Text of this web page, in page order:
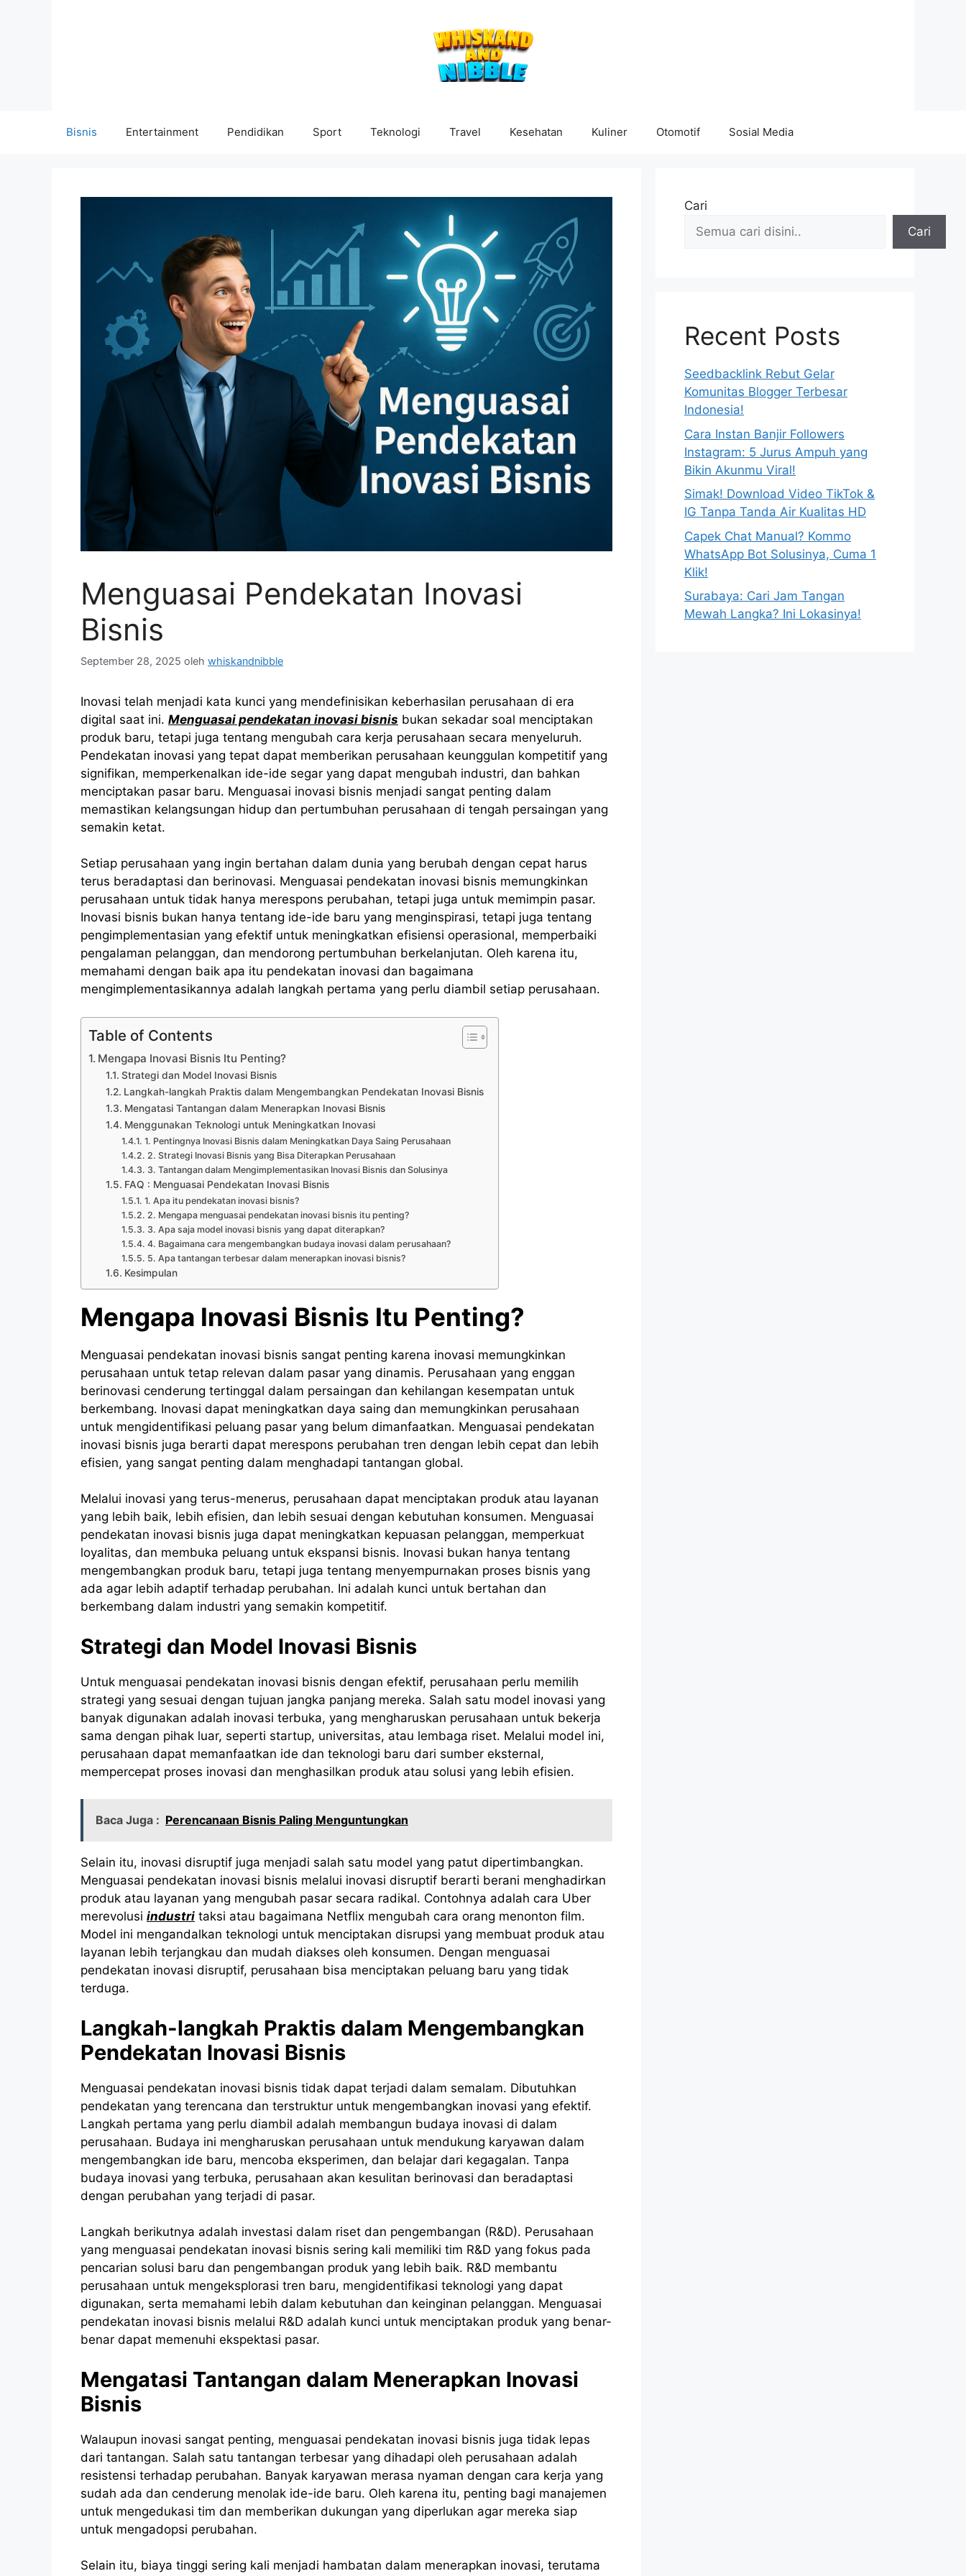
Bisnis Entertainment Pendidikan Sport Teknologi Travel Kesehatan Kuliner Otomotif Sosial Media
Menguasai Pendekatan Inovasi
Bisnis
September 28, 2025 oleh whiskandnibble
Inovasi telah menjadi kata kunci yang mendefinisikan keberhasilan perusahaan di era
digital saat ini. Menguasai pendekatan inovasi bisnis bukan sekadar soal menciptakan
produk baru, tetapi juga tentang mengubah cara kerja perusahaan secara menyeluruh.
Pendekatan inovasi yang tepat dapat memberikan perusahaan keunggulan kompetitif yang
signifikan, memperkenalkan ide-ide segar yang dapat mengubah industri, dan bahkan
menciptakan pasar baru. Menguasai inovasi bisnis menjadi sangat penting dalam
memastikan kelangsungan hidup dan pertumbuhan perusahaan di tengah persaingan yang
semakin ketat.
Setiap perusahaan yang ingin bertahan dalam dunia yang berubah dengan cepat harus
terus beradaptasi dan berinovasi. Menguasai pendekatan inovasi bisnis memungkinkan
perusahaan untuk tidak hanya merespons perubahan, tetapi juga untuk memimpin pasar.
Inovasi bisnis bukan hanya tentang ide-ide baru yang menginspirasi, tetapi juga tentang
pengimplementasian yang efektif untuk meningkatkan efisiensi operasional, memperbaiki
pengalaman pelanggan, dan mendorong pertumbuhan berkelanjutan. Oleh karena itu,
memahami dengan baik apa itu pendekatan inovasi dan bagaimana
mengimplementasikannya adalah langkah pertama yang perlu diambil setiap perusahaan.
Table of Contents
Mengapa Inovasi Bisnis Itu Penting?
Strategi dan Model Inovasi Bisnis
Langkah-langkah Praktis dalam Mengembangkan Pendekatan Inovasi Bisnis
Mengatasi Tantangan dalam Menerapkan Inovasi Bisnis
Menggunakan Teknologi untuk Meningkatkan Inovasi
1. Pentingnya Inovasi Bisnis dalam Meningkatkan Daya Saing Perusahaan
2. Strategi Inovasi Bisnis yang Bisa Diterapkan Perusahaan
3. Tantangan dalam Mengimplementasikan Inovasi Bisnis dan Solusinya
FAQ : Menguasai Pendekatan Inovasi Bisnis
1. Apa itu pendekatan inovasi bisnis?
2. Mengapa menguasai pendekatan inovasi bisnis itu penting?
3. Apa saja model inovasi bisnis yang dapat diterapkan?
4. Bagaimana cara mengembangkan budaya inovasi dalam perusahaan?
5. Apa tantangan terbesar dalam menerapkan inovasi bisnis?
Kesimpulan
Mengapa Inovasi Bisnis Itu Penting?
Menguasai pendekatan inovasi bisnis sangat penting karena inovasi memungkinkan
perusahaan untuk tetap relevan dalam pasar yang dinamis. Perusahaan yang enggan
berinovasi cenderung tertinggal dalam persaingan dan kehilangan kesempatan untuk
berkembang. Inovasi dapat meningkatkan daya saing dan memungkinkan perusahaan
untuk mengidentifikasi peluang pasar yang belum dimanfaatkan. Menguasai pendekatan
inovasi bisnis juga berarti dapat merespons perubahan tren dengan lebih cepat dan lebih
efisien, yang sangat penting dalam menghadapi tantangan global.
Melalui inovasi yang terus-menerus, perusahaan dapat menciptakan produk atau layanan
yang lebih baik, lebih efisien, dan lebih sesuai dengan kebutuhan konsumen. Menguasai
pendekatan inovasi bisnis juga dapat meningkatkan kepuasan pelanggan, memperkuat
loyalitas, dan membuka peluang untuk ekspansi bisnis. Inovasi bukan hanya tentang
mengembangkan produk baru, tetapi juga tentang menyempurnakan proses bisnis yang
ada agar lebih adaptif terhadap perubahan. Ini adalah kunci untuk bertahan dan
berkembang dalam industri yang semakin kompetitif.
Strategi dan Model Inovasi Bisnis
Untuk menguasai pendekatan inovasi bisnis dengan efektif, perusahaan perlu memilih
strategi yang sesuai dengan tujuan jangka panjang mereka. Salah satu model inovasi yang
banyak digunakan adalah inovasi terbuka, yang mengharuskan perusahaan untuk bekerja
sama dengan pihak luar, seperti startup, universitas, atau lembaga riset. Melalui model ini,
perusahaan dapat memanfaatkan ide dan teknologi baru dari sumber eksternal,
mempercepat proses inovasi dan menghasilkan produk atau solusi yang lebih efisien.
Baca Juga : Perencanaan Bisnis Paling Menguntungkan
Selain itu, inovasi disruptif juga menjadi salah satu model yang patut dipertimbangkan.
Menguasai pendekatan inovasi bisnis melalui inovasi disruptif berarti berani menghadirkan
produk atau layanan yang mengubah pasar secara radikal. Contohnya adalah cara Uber
merevolusi industri taksi atau bagaimana Netflix mengubah cara orang menonton film.
Model ini mengandalkan teknologi untuk menciptakan disrupsi yang membuat produk atau
layanan lebih terjangkau dan mudah diakses oleh konsumen. Dengan menguasai
pendekatan inovasi disruptif, perusahaan bisa menciptakan peluang baru yang tidak
terduga.
Langkah-langkah Praktis dalam Mengembangkan
Pendekatan Inovasi Bisnis
Menguasai pendekatan inovasi bisnis tidak dapat terjadi dalam semalam. Dibutuhkan
pendekatan yang terencana dan terstruktur untuk mengembangkan inovasi yang efektif.
Langkah pertama yang perlu diambil adalah membangun budaya inovasi di dalam
perusahaan. Budaya ini mengharuskan perusahaan untuk mendukung karyawan dalam
mengembangkan ide baru, mencoba eksperimen, dan belajar dari kegagalan. Tanpa
budaya inovasi yang terbuka, perusahaan akan kesulitan berinovasi dan beradaptasi
dengan perubahan yang terjadi di pasar.
Langkah berikutnya adalah investasi dalam riset dan pengembangan (R&D). Perusahaan
yang menguasai pendekatan inovasi bisnis sering kali memiliki tim R&D yang fokus pada
pencarian solusi baru dan pengembangan produk yang lebih baik. R&D membantu
perusahaan untuk mengeksplorasi tren baru, mengidentifikasi teknologi yang dapat
digunakan, serta memahami lebih dalam kebutuhan dan keinginan pelanggan. Menguasai
pendekatan inovasi bisnis melalui R&D adalah kunci untuk menciptakan produk yang benar-
benar dapat memenuhi ekspektasi pasar.
Mengatasi Tantangan dalam Menerapkan Inovasi
Bisnis
Walaupun inovasi sangat penting, menguasai pendekatan inovasi bisnis juga tidak lepas
dari tantangan. Salah satu tantangan terbesar yang dihadapi oleh perusahaan adalah
resistensi terhadap perubahan. Banyak karyawan merasa nyaman dengan cara kerja yang
sudah ada dan cenderung menolak ide-ide baru. Oleh karena itu, penting bagi manajemen
untuk mengedukasi tim dan memberikan dukungan yang diperlukan agar mereka siap
untuk mengadopsi perubahan.
Selain itu, biaya tinggi sering kali menjadi hambatan dalam menerapkan inovasi, terutama
Cari
Cari
Recent Posts
Seedbacklink Rebut Gelar
Komunitas Blogger Terbesar
Indonesia!
Cara Instan Banjir Followers
Instagram: 5 Jurus Ampuh yang
Bikin Akunmu Viral!
Simak! Download Video TikTok &
IG Tanpa Tanda Air Kualitas HD
Capek Chat Manual? Kommo
WhatsApp Bot Solusinya, Cuma 1
Klik!
Surabaya: Cari Jam Tangan
Mewah Langka? Ini Lokasinya!